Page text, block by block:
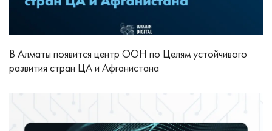
В Алматы появится центр ООН по Целям устойчивого
развития стран ЦА и Афганистана